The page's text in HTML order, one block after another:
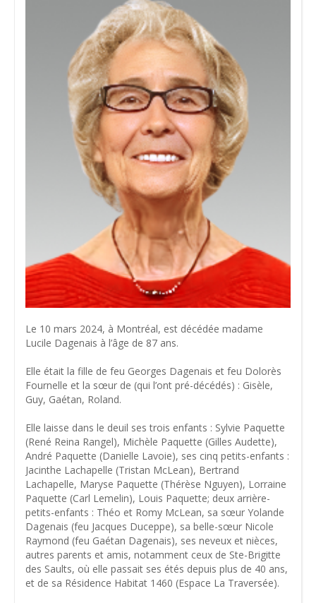
Le 10 mars 2024, à Montréal, est décédée madame
Lucile Dagenais à l’âge de 87 ans.
Elle était la fille de feu Georges Dagenais et feu Dolorès
Fournelle et la sœur de (qui l’ont pré-décédés) : Gisèle,
Guy, Gaétan, Roland.
Elle laisse dans le deuil ses trois enfants : Sylvie Paquette
(René Reina Rangel), Michèle Paquette (Gilles Audette),
André Paquette (Danielle Lavoie), ses cinq petits-enfants :
Jacinthe Lachapelle (Tristan McLean), Bertrand
Lachapelle, Maryse Paquette (Thérèse Nguyen), Lorraine
Paquette (Carl Lemelin), Louis Paquette; deux arrière-
petits-enfants : Théo et Romy McLean, sa sœur Yolande
Dagenais (feu Jacques Duceppe), sa belle-sœur Nicole
Raymond (feu Gaétan Dagenais), ses neveux et nièces,
autres parents et amis, notamment ceux de Ste-Brigitte
des Saults, où elle passait ses étés depuis plus de 40 ans,
et de sa Résidence Habitat 1460 (Espace La Traversée).